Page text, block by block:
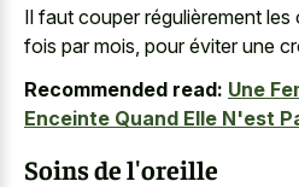
Il faut couper régulièrement les
fois par mois, pour éviter une
Recommended read: Une
Enceinte Quand Elle N'est
Soins de l'oreille